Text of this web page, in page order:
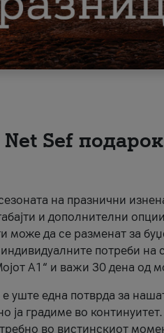
Sеf
на празнични
и дополнителни
може да се разменат за
потреби
А1“ и важи 30 дена од
е уште една потврда за
ја градиме во
во вистинскиот